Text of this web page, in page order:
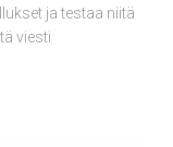
ja testaa niitä
viesti